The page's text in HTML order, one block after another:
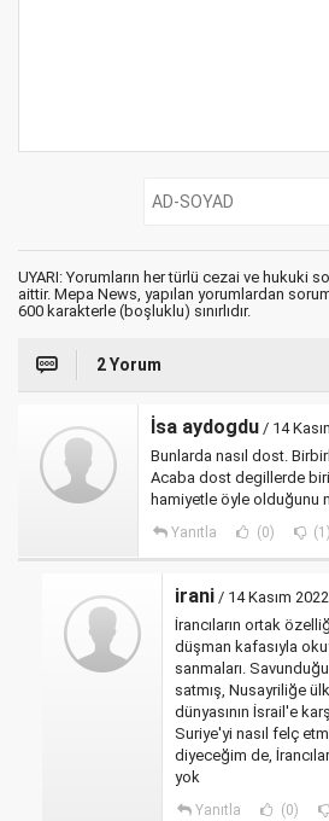
UYARI: Yorumların her türlü cezai ve hukuki
aittir. Mepa News, yapılan yorumlardan
600 karakterle (boşluklu) sınırlıdır.
2 Yorum
İsa aydogdu / 14
Bunlarda nasıl dost.
Acaba dost degillerde
hamiyetle öyle olduğunu
Yanıtla (0) (1)
irani / 14 Kasım
İrancıların ortak
düşman kafasıyla
sanmaları.
satmış, Nusayriliğe
dünyasının İsrail'e
Suriye'yi nasıl felç
diyeceğim de,
yok
Yanıtla (0)